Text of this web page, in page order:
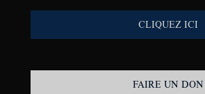
CLIQUEZ ICI
FAIRE UN DON